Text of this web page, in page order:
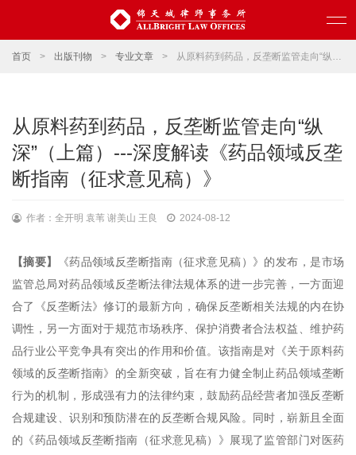
首页 > 出版刊物 > 专业文章 > 从原料药到药品，反垄断监管走向“纵深”（上篇）---深度解读《药品领域反垄断指南（征求意见稿）》
从原料药到药品，反垄断监管走向“纵
深”（上篇）---深度解读《药品领域反垄
断指南（征求意见稿）》
作者：全开明 袁苇 谢美山 王良 2024-08-12
【摘要】
《药品领域反垄断指南（征求意见稿）》的发布，是市场
监管总局对药品领域反垄断法律法规体系的进一步完善，一方面迎
合了《反垄断法》修订的最新方向，确保反垄断相关法规的内在协
调性，另一方面对于规范市场秩序、保护消费者合法权益、维护药
品行业公平竞争具有突出的作用和价值。该指南是对《关于原料药
领域的反垄断指南》的全新突破，旨在有力健全制止药品领域垄断
行为的机制，形成强有力的法律约束，鼓励药品经营者加强反垄断
合规建设、识别和预防潜在的反垄断合规风险。同时，崭新且全面
的《药品领域反垄断指南（征求意见稿）》展现了监管部门对医药